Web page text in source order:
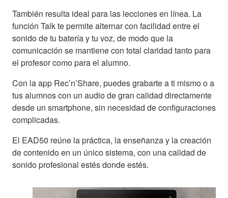
También resulta ideal para las lecciones en línea. La
función Talk te permite alternar con facilidad entre el
sonido de tu batería y tu voz, de modo que la
comunicación se mantiene con total claridad tanto para
el profesor como para el alumno.
Con la app Rec’n’Share, puedes grabarte a ti mismo o a
tus alumnos con un audio de gran calidad directamente
desde un smartphone, sin necesidad de configuraciones
complicadas.
El EAD50 reúne la práctica, la enseñanza y la creación
de contenido en un único sistema, con una calidad de
sonido profesional estés donde estés.